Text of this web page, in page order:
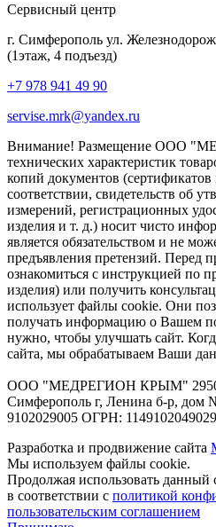
Сервисный центр
г. Симферополь ул.
(1этаж, 4 подъезд)
+7 978 941 49 90
servise.mrk@yandex.ru
Внимание! Размещение ООО
технических характеристик
копий документов
соответствии, свидетельств об
измерений, регистрационных
изделия и т. д.) носит чисто
является обязательством и не
предъявления претензий. Перед
ознакомиться с инструкцией по
изделия) или получить
использует файлы cookie. Они
получать информацию о Вашем
нужно, чтобы улучшать сайт.
сайта, мы обрабатываем Ваши
ООО "МЕДРЕГИОН КРЫМ"
Симферополь г, Ленина б-р,
9102029005 ОГРН: 1149102049029
Разработка и продвижение сайта
Мы используем файлы cookie.
Продолжая использовать данный
в соответствии с политикой
пользовательским соглашением